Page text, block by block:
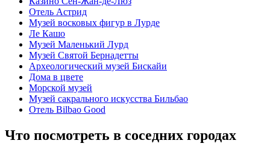
Отель Астрид
Музей восковых фигур в Лурде
Ле Кашо
Музей Маленький Лурд
Музей Святой Бернадетты
Археологический музей Бискайи
Дома в цвете
Морской музей
Музей сакрального искусства Бильбао
Отель Bilbao Good
Что посмотреть в соседних городах